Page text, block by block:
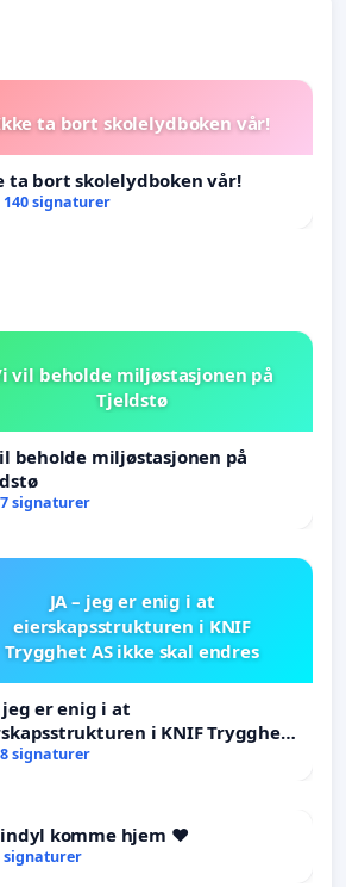
ta bort skolelydboken vår!
ta bort skolelydboken vår!
140 signaturer
vil beholde miljøstasjonen på
Tjeldstø
beholde miljøstasjonen på
signaturer
JA – jeg er enig i at
eierskapsstrukturen i KNIF
Trygghet AS ikke skal endres
jeg er enig i at
i KNIF Trygghet
ikke skal endres
signaturer
komme hjem ❤️
signaturer